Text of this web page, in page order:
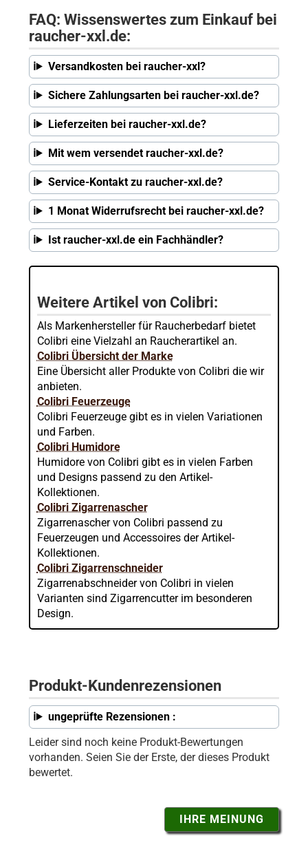
FAQ: Wissenswertes zum Einkauf bei
raucher-xxl.de:
Versandkosten bei raucher-xxl?
Sichere Zahlungsarten bei raucher-xxl.de?
Lieferzeiten bei raucher-xxl.de?
Mit wem versendet raucher-xxl.de?
Service-Kontakt zu raucher-xxl.de?
1 Monat Widerrufsrecht bei raucher-xxl.de?
Ist raucher-xxl.de ein Fachhändler?
Weitere Artikel von Colibri:
Als Markenhersteller für Raucherbedarf bietet
Colibri eine Vielzahl an Raucherartikel an.
Colibri Übersicht der Marke
Eine Übersicht aller Produkte von Colibri die wir
anbieten.
Colibri Feuerzeuge
Colibri Feuerzeuge gibt es in vielen Variationen
und Farben.
Colibri Humidore
Humidore von Colibri gibt es in vielen Farben
und Designs passend zu den Artikel-
Kollektionen.
Colibri Zigarrenascher
Zigarrenascher von Colibri passend zu
Feuerzeugen und Accessoires der Artikel-
Kollektionen.
Colibri Zigarrenschneider
Zigarrenabschneider von Colibri in vielen
Varianten sind Zigarrencutter im besonderen
Design.
Produkt-Kundenrezensionen
ungeprüfte Rezensionen :
Leider sind noch keine Produkt-Bewertungen
vorhanden. Seien Sie der Erste, der dieses Produkt
bewertet.
IHRE MEINUNG